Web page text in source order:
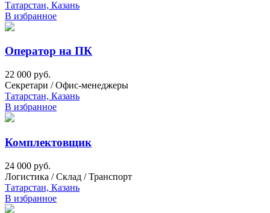
Татарстан, Казань
В избранное
Оператор на ПК
22 000 руб.
Секретари / Офис-менеджеры
Татарстан, Казань
В избранное
Комплектовщик
24 000 руб.
Логистика / Склад / Транспорт
Татарстан, Казань
В избранное